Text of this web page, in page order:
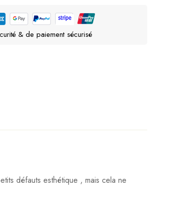
& de paiement sécurisé
défauts esthétique , mais cela ne